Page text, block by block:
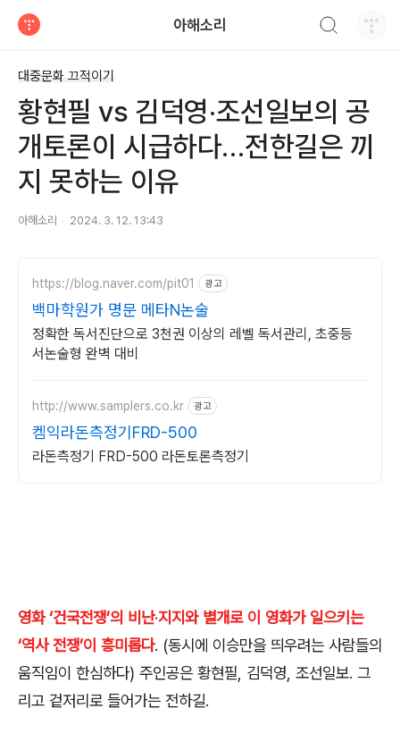
아해소리
대중문화 끄적이기
황현필 vs 김덕영‧조선일보의 공
개토론이 시급하다…전한길은 끼
지 못하는 이유
아해소리 2024. 3. 12. 13:43
https://blog.naver.com/pit01 광고
백마학원가 명문 메타N논술
정확한 독서진단으로 3천권 이상의 레벨 독서관리, 초중등
서논술형 완벽 대비
http://www.samplers.co.kr 광고
켐익라돈측정기FRD-500
라돈측정기 FRD-500 라돈토론측정기
영화 ‘건국전쟁’의 비난‧지지와 별개로 이 영화가 일으키는
‘역사 전쟁’이 흥미롭다. (동시에 이승만을 띄우려는 사람들의
움직임이 한심하다) 주인공은 황현필, 김덕영, 조선일보. 그
리고 겉저리로 들어가는 전하길.